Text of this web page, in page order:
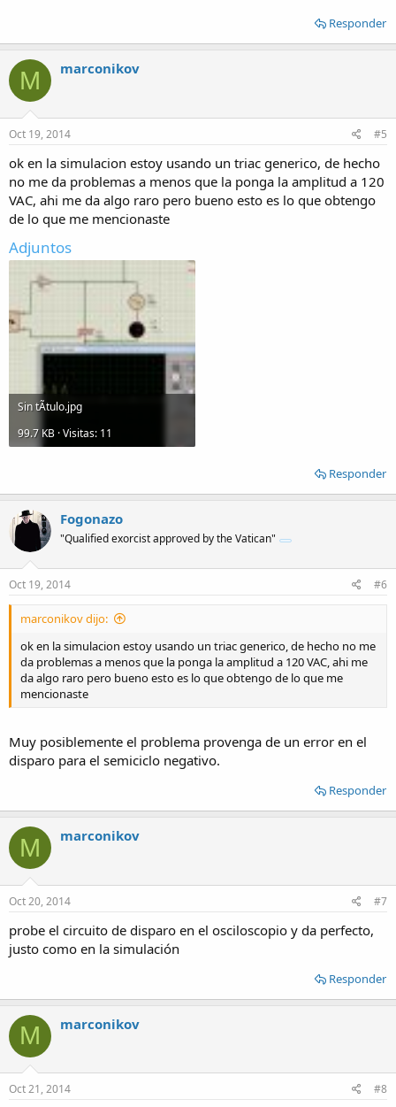
Responder
M marconikov
Oct 19, 2014 #5
ok en la simulacion estoy usando un triac generico, de hecho
no me da problemas a menos que la ponga la amplitud a 120
VAC, ahi me da algo raro pero bueno esto es lo que obtengo
de lo que me mencionaste
Adjuntos
Sin tÃ­tulo.jpg
99.7 KB · Visitas: 11
Responder
Fogonazo
"Qualified exorcist approved by the Vatican"
Oct 19, 2014 #6
marconikov dijo:
ok en la simulacion estoy usando un triac generico, de hecho no me
da problemas a menos que la ponga la amplitud a 120 VAC, ahi me
da algo raro pero bueno esto es lo que obtengo de lo que me
mencionaste
Muy posiblemente el problema provenga de un error en el
disparo para el semiciclo negativo.
Responder
M marconikov
Oct 20, 2014 #7
probe el circuito de disparo en el osciloscopio y da perfecto,
justo como en la simulación
Responder
M marconikov
Oct 21, 2014 #8